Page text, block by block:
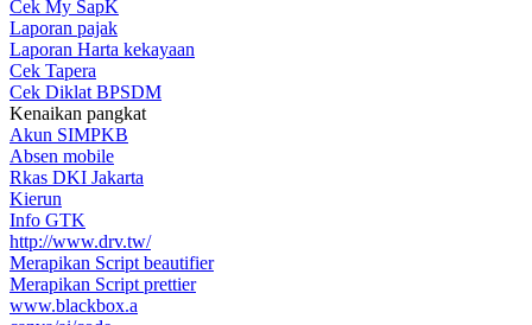
Cek My SapK
Laporan pajak
Laporan Harta kekayaan
Cek Tapera
Cek Diklat BPSDM
Kenaikan pangkat
Akun SIMPKB
Absen mobile
Rkas DKI Jakarta
Kierun
Info GTK
http://www.drv.tw/
Merapikan Script beautifier
Merapikan Script prettier
www.blackbox.a